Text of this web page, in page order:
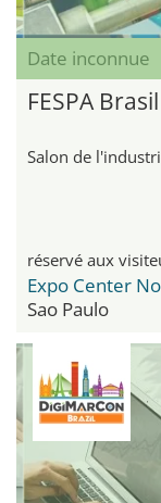
Date inconnue
FESPA Brasil
Salon de
réservé aux
Expo Center
Sao Paulo